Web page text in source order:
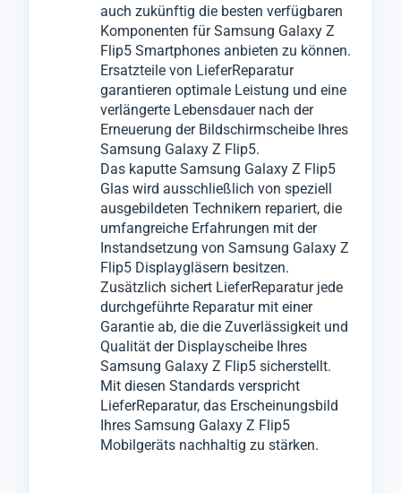
wir Sie umgehend und werden nach Ihrer
Zustimmung notwendige Reparaturen,
Wechsel oder Tausch an anderen
Komponenten vornehmen.
Funktionalität Ihres Mobilgeräts
wiederherzustellen.
Diese Premiumgläser wurden von uns auf
Qualität und Leistung an vielen Samsung
Galaxy Z Flip5 Geräten empirisch getestet.
Für den Glas-Austausch wenden wir ein
innovatives Verfahren an, bei dem wir das
zerbrochene Glas vom Samsung Galaxy Z
Flip5 entfernen können, ohne das darunter
liegende LCD- oder OLED-Display zu
beschädigen.
Anschließend montieren wir in einem
weiteren speziellen Verfahren das neue Glas
an das Display-Modul vom Samsung
Galaxy Z Flip5.
auch zukünftig die besten verfügbaren
Komponenten für Samsung Galaxy Z
Flip5 Smartphones anbieten zu können.
Ersatzteile von LieferReparatur
garantieren optimale Leistung und eine
verlängerte Lebensdauer nach der
Erneuerung der Bildschirmscheibe Ihres
Samsung Galaxy Z Flip5.
Das kaputte Samsung Galaxy Z Flip5
Glas wird ausschließlich von speziell
ausgebildeten Technikern repariert, die
umfangreiche Erfahrungen mit der
Instandsetzung von Samsung Galaxy Z
Flip5 Displaygläsern besitzen.
Zusätzlich sichert LieferReparatur jede
durchgeführte Reparatur mit einer
Garantie ab, die die Zuverlässigkeit und
Qualität der Displayscheibe Ihres
Samsung Galaxy Z Flip5 sicherstellt.
Mit diesen Standards verspricht
LieferReparatur, das Erscheinungsbild
Ihres Samsung Galaxy Z Flip5
Mobilgeräts nachhaltig zu stärken.